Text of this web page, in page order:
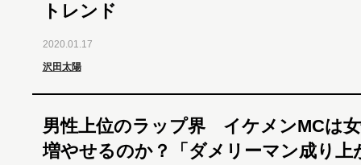
トレンド
2020.01.17
沢田太陽
男性上位のラップ界 イケメンMCは
増やせるのか？「ダメリーマン成り上